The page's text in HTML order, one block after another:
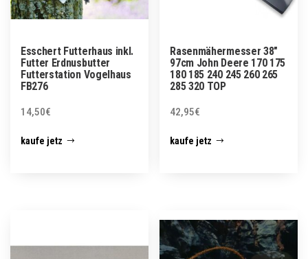
Esschert Futterhaus inkl.
Futter Erdnusbutter
Futterstation Vogelhaus
FB276
14,50€
kaufe jetz
Rasenmähermesser 38″
97cm John Deere 170 175
180 185 240 245 260 265
285 320 TOP
42,95€
kaufe jetz